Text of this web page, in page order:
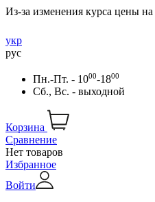
Из-за изменения курса цены на
укр
рус
Пн.-Пт. - 1000-1800
Сб., Вс. - выходной
Корзина
Сравнение
Нет товаров
Избранное
Войти